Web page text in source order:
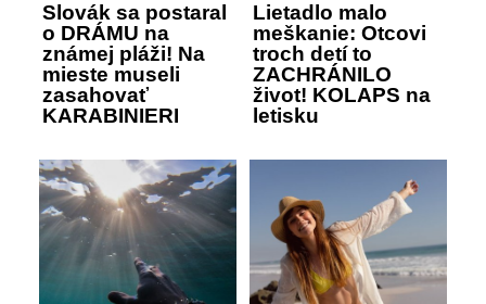
Slovák sa postaral
o DRÁMU na
známej pláži! Na
mieste museli
zasahovať
KARABINIERI
Lietadlo malo
meškanie: Otcovi
troch detí to
ZACHRÁNILO
život! KOLAPS na
letisku